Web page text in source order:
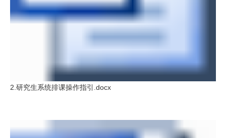
2.研究生系统排课操作指引.docx